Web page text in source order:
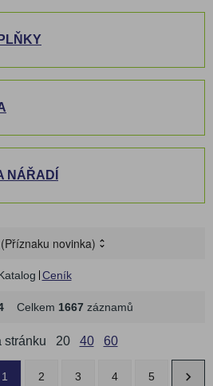
NÁŘADÍ
(Příznaku novinka)
Ceník
Celkem 1667záznamů
stránku 20 40 60
1 2 3 4 5